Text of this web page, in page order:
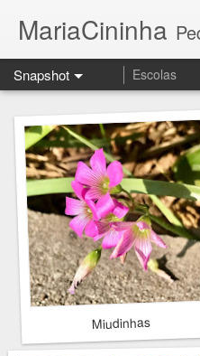
MariaCininha
Snapshot Escolas
Miudinhas